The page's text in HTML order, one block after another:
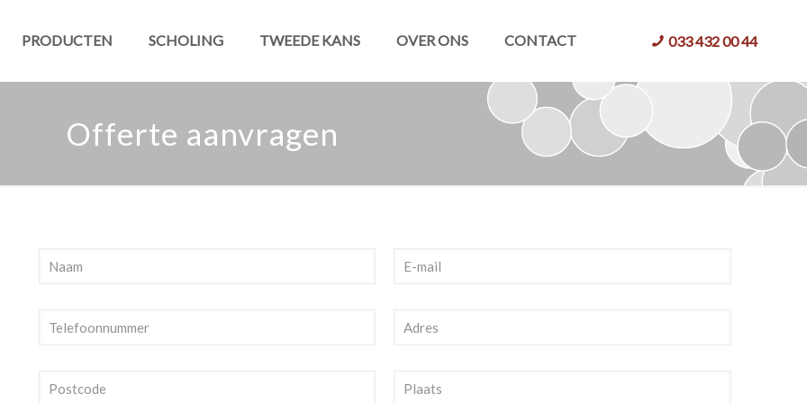
PRODUCTEN SCHOLING TWEEDE KANS OVER ONS CONTACT 033 432 00 44
Offerte aanvragen